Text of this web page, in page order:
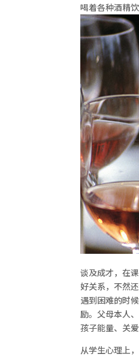
喝着各种酒精
谈及成才，在
好关系，不然
遇到困难的时
励。父母本人
孩子能量、关
从学生心理上